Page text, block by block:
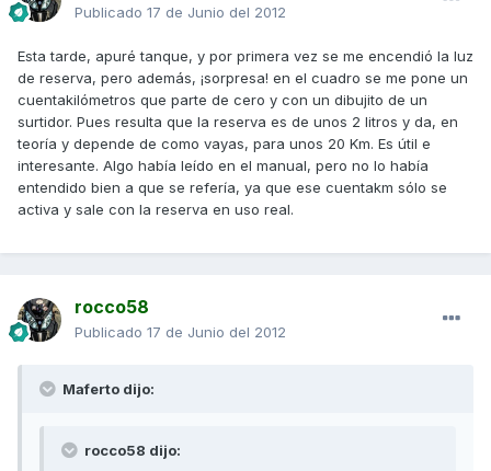
Publicado 17 de Junio del 2012
Esta tarde, apuré tanque, y por primera vez se me encendió la luz
de reserva, pero además, ¡sorpresa! en el cuadro se me pone un
cuentakilómetros que parte de cero y con un dibujito de un
surtidor. Pues resulta que la reserva es de unos 2 litros y da, en
teoría y depende de como vayas, para unos 20 Km. Es útil e
interesante. Algo había leído en el manual, pero no lo había
entendido bien a que se refería, ya que ese cuentakm sólo se
activa y sale con la reserva en uso real.
rocco58
Publicado 17 de Junio del 2012
Maferto dijo:
rocco58 dijo: